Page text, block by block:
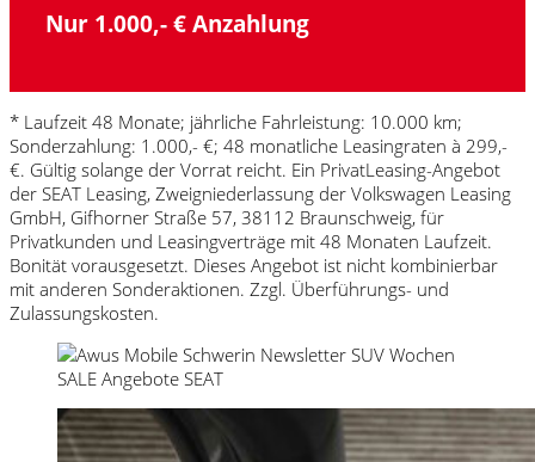
Nur 1.000,- € Anzahlung
* Laufzeit 48 Monate; jährliche Fahrleistung: 10.000 km;
Sonderzahlung: 1.000,- €; 48 monatliche Leasingraten à 299,-
€. Gültig solange der Vorrat reicht. Ein PrivatLeasing-Angebot
der SEAT Leasing, Zweigniederlassung der Volkswagen Leasing
GmbH, Gifhorner Straße 57, 38112 Braunschweig, für
Privatkunden und Leasingverträge mit 48 Monaten Laufzeit.
Bonität vorausgesetzt. Dieses Angebot ist nicht kombinierbar
mit anderen Sonderaktionen. Zzgl. Überführungs- und
Zulassungskosten.